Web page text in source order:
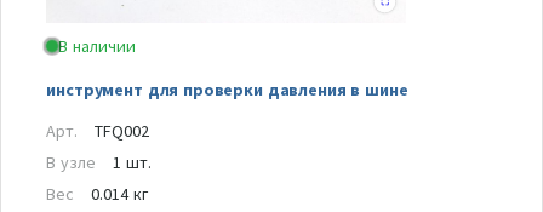
В наличии
инструмент для проверки давления в шине
Арт.
TFQ002
В узле
1 шт.
Вес
0.014 кг